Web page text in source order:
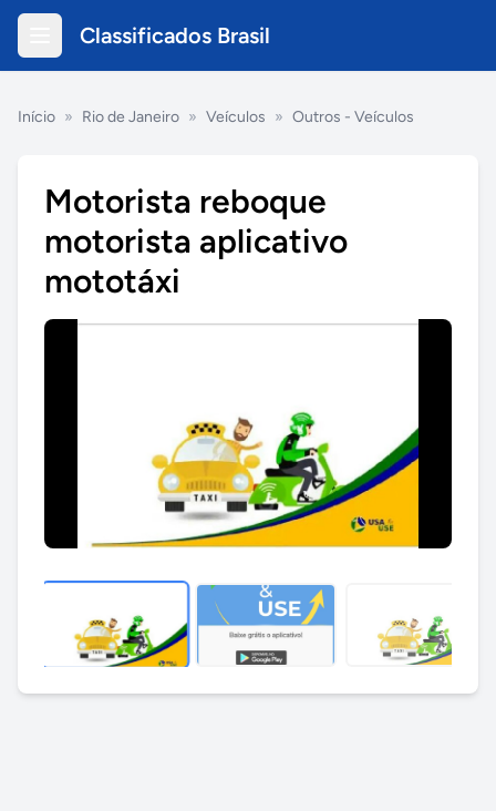
Classificados Brasil
Início » Rio de Janeiro » Veículos » Outros - Veículos
Motorista reboque
motorista aplicativo
mototáxi